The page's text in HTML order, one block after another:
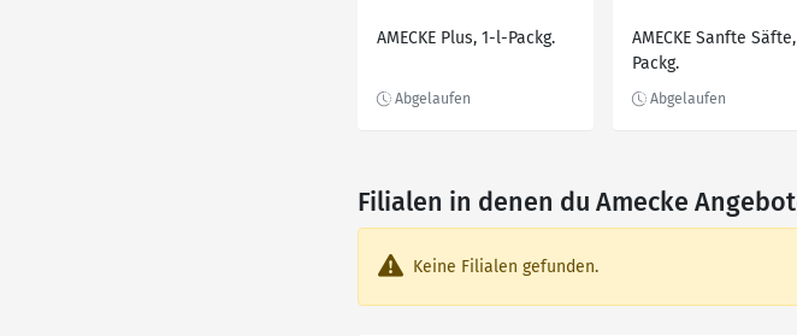
AMECKE Plus, 1-l-Packg.
AMECKE Sanfte
Packg.
Filialen in denen du Amecke
Keine Filialen gefunden.